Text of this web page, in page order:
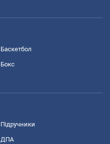
Баскетбол
Бокс
Підручники
ДПА